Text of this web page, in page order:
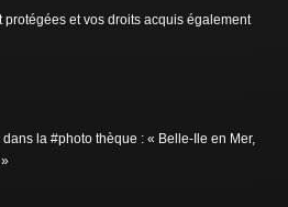
protégées et vos droits acquis également
la #photo thèque : « Belle-Ile en Mer,